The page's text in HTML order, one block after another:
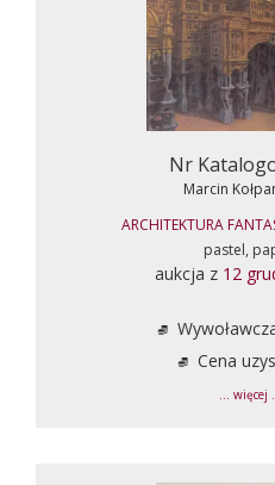
Nr
Marcin
ARCHITEKTURA
pastel,
aukcja z 12
Cena
... więcej